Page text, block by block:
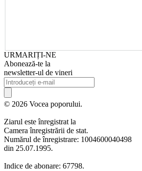
URMARIȚI-NE
Abonează-te la
newsletter-ul de vineri
© 2026 Vocea poporului.
Ziarul este înregistrat la
Camera înregistrării de stat.
Numărul de înregistrare: 1004600040498
din 25.07.1995.
Indice de abonare: 67798.